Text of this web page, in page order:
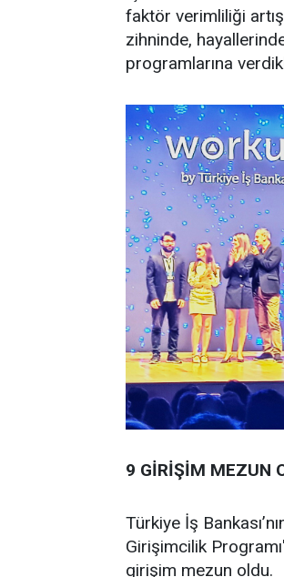
faktör verimliliği
zihninde,
programlarına
9 GİRİŞİM MEZUN
Türkiye İş
Girişimcilik
girişim mezun oldu.